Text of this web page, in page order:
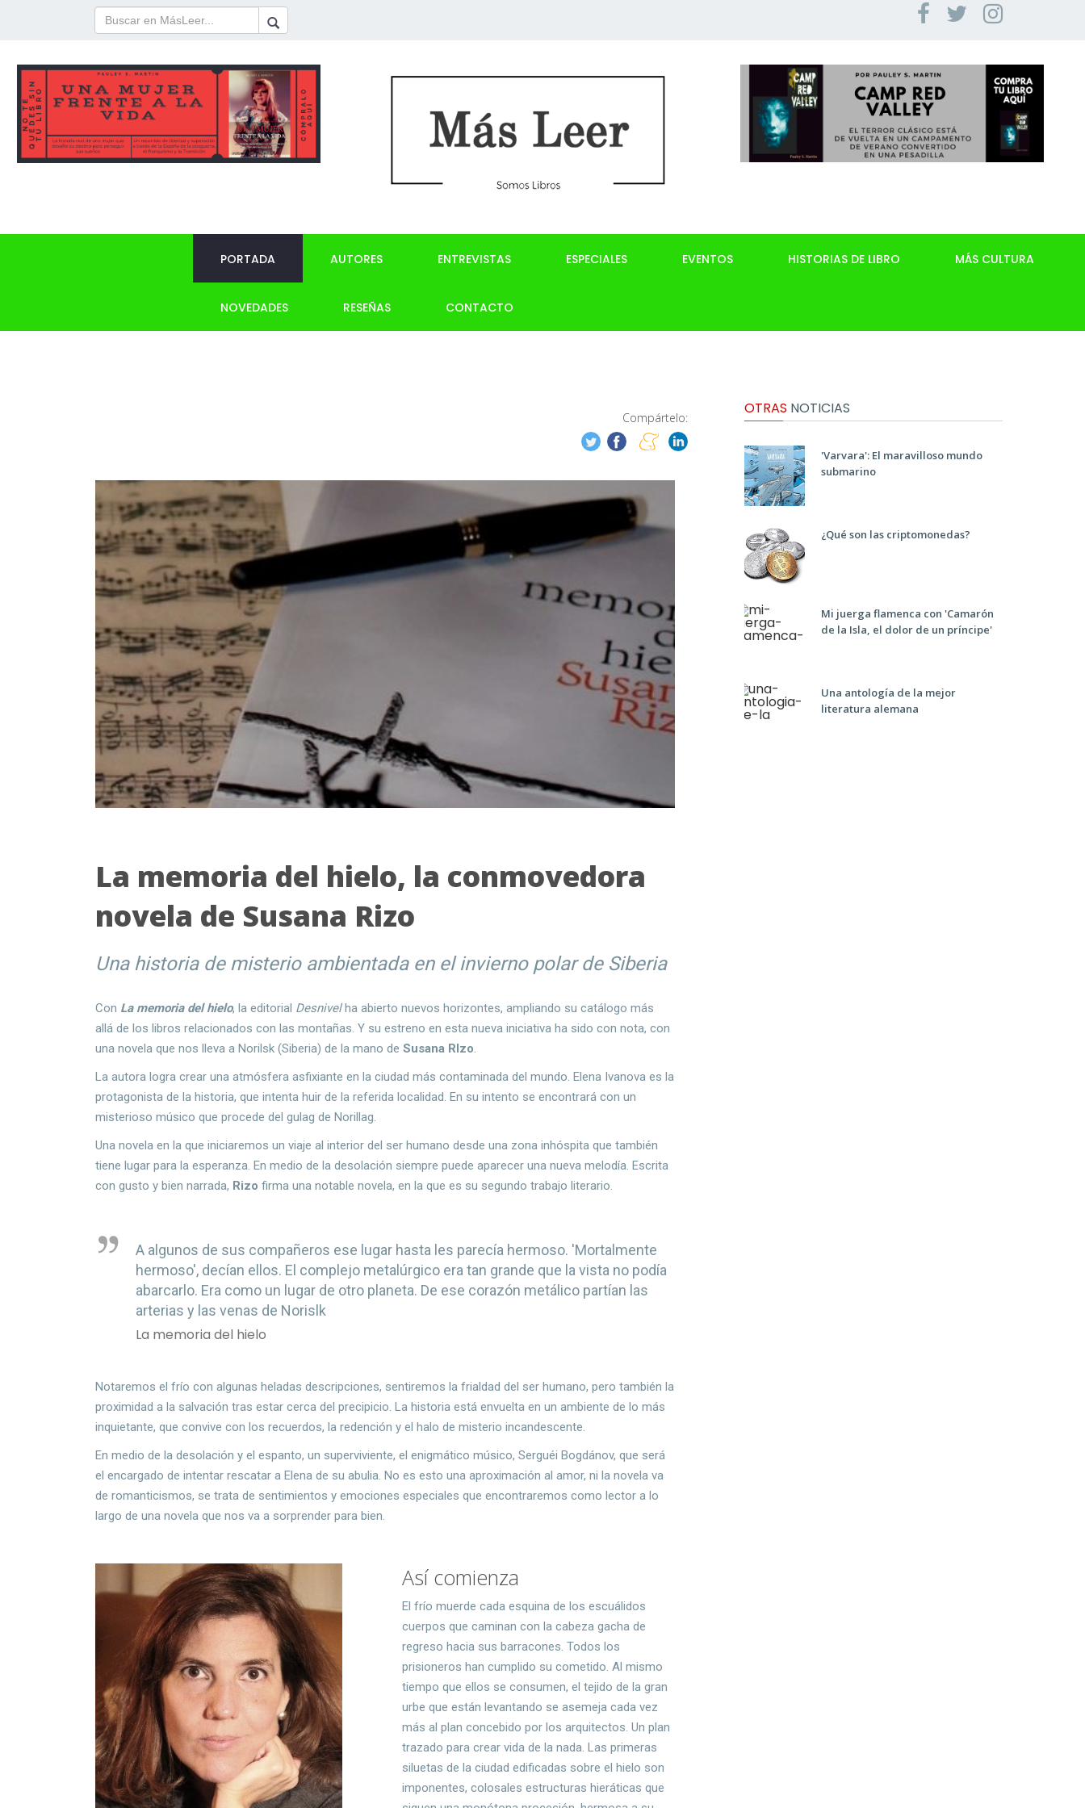
PORTADA AUTORES ENTREVISTAS ESPECIALES EVENTOS HISTORIAS DE LIBRO MÁS CULTURA
NOVEDADES RESEÑAS CONTACTO
Compártelo:
La memoria del hielo, la conmovedora
novela de Susana Rizo
Una historia de misterio ambientada en el invierno polar de Siberia
Con La memoria del hielo, la editorial Desnivel ha abierto nuevos horizontes, ampliando su catálogo más
allá de los libros relacionados con las montañas. Y su estreno en esta nueva iniciativa ha sido con nota, con
una novela que nos lleva a Norilsk (Siberia) de la mano deSusana RIzo.
La autora logra crear una atmósfera asfixiante en la ciudad más contaminada del mundo. Elena Ivanova es la
protagonista de la historia, que intenta huir de la referida localidad. En su intento se encontrará con un
misterioso músico que procede del gulag de Norillag.
Una novela en la que iniciaremos un viaje al interior del ser humano desde una zona inhóspita que también
tiene lugar para la esperanza. En medio de la desolación siempre puede aparecer una nueva melodía. Escrita
con gusto y bien narrada, Rizo firma una notable novela, en la que es su segundo trabajo literario.
A algunos de sus compañeros ese lugar hasta les parecía hermoso. 'Mortalmente
hermoso', decían ellos. El complejo metalúrgico era tan grande que la vista no podía
abarcarlo. Era como un lugar de otro planeta. De ese corazón metálico partían las
arterias y las venas de Norislk
La memoria del hielo
Notaremos el frío con algunas heladas descripciones, sentiremos la frialdad del ser humano, pero también la
proximidad a la salvación tras estar cerca del precipicio. La historia está envuelta en un ambiente de lo más
inquietante, que convive con los recuerdos, la redención y el halo de misterio incandescente.
En medio de la desolación y el espanto, un superviviente, el enigmático músico, Serguéi Bogdánov, que será
el encargado de intentar rescatar a Elena de su abulia. No es esto una aproximación al amor, ni la novela va
de romanticismos, se trata de sentimientos y emociones especiales que encontraremos como lector a lo
largo de una novela que nos va a sorprender para bien.
Así comienza
El frío muerde cada esquina de los escuálidos
cuerpos que caminan con la cabeza gacha de
regreso hacia sus barracones. Todos los
prisioneros han cumplido su cometido. Al mismo
tiempo que ellos se consumen, el tejido de la gran
urbe que están levantando se asemeja cada vez
más al plan concebido por los arquitectos. Un plan
trazado para crear vida de la nada. Las primeras
siluetas de la ciudad edificadas sobre el hielo son
imponentes, colosales estructuras hieráticas que
OTRAS NOTICIAS
'Varvara': El maravilloso mundo
submarino
¿Qué son las criptomonedas?
Mi juerga flamenca con 'Camarón
de la Isla, el dolor de un príncipe'
Una antología de la mejor
literatura alemana